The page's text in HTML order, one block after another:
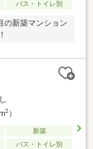
バス・トイレ別
新築マンション
2）
新築
バス・トイレ別